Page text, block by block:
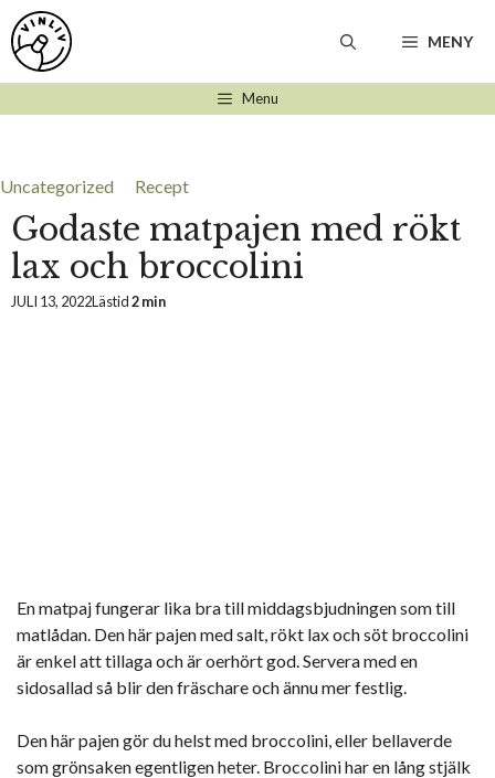
Hoppa
till
innehåll
MENY
Menu
Uncategorized Recept
Godaste matpajen med rökt
lax och broccolini
JULI 13, 2022Lästid2 min
En matpaj fungerar lika bra till middagsbjudningen som till
matlådan. Den här pajen med salt, rökt lax och söt broccolini
är enkel att tillaga och är oerhört god. Servera med en
sidosallad så blir den fräschare och ännu mer festlig.
Den här pajen gör du helst med broccolini, eller bellaverde
som grönsaken egentligen heter. Broccolini har en lång stjälk